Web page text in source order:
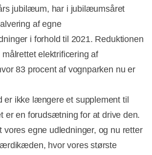
jubilæum, har i jubilæumsåret
af egne
i forhold til 2021. Reduktionen
elektrificering af
83 procent af vognparken nu er
Annonce
er ikke længere et supplement til
er en forudsætning for at drive den.
vores egne udledninger, og nu retter
hvor vores største